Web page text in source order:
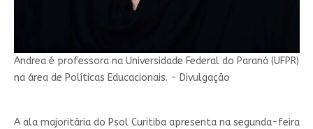
Andrea é professora na Universidade Federal do Paraná (UFPR)
na área de Políticas Educacionais. - Divulgação
A ala majoritária do Psol Curitiba apresenta na segunda-feira